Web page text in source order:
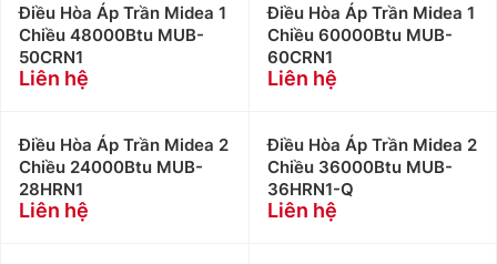
Điều Hòa Áp Trần Midea 1
Chiều 48000Btu MUB-
50CRN1
Liên hệ
Điều Hòa Áp Trần Midea 1
Chiều 60000Btu MUB-
60CRN1
Liên hệ
Điều Hòa Áp Trần Midea 2
Chiều 24000Btu MUB-
28HRN1
Liên hệ
Điều Hòa Áp Trần Midea 2
Chiều 36000Btu MUB-
36HRN1-Q
Liên hệ